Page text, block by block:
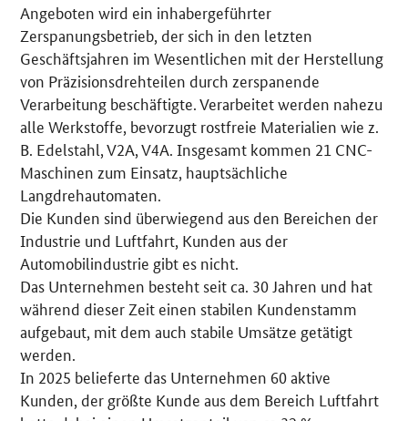
Details
Angeboten wird ein inhabergeführter
Zerspanungsbetrieb, der sich in den letzten
Geschäftsjahren im Wesentlichen mit der Herstellung
von Präzisionsdrehteilen durch zerspanende
Verarbeitung beschäftigte. Verarbeitet werden nahezu
alle Werkstoffe, bevorzugt rostfreie Materialien wie z.
B. Edelstahl, V2A, V4A. Insgesamt kommen 21 CNC-
Maschinen zum Einsatz, hauptsächliche
Langdrehautomaten.
Die Kunden sind überwiegend aus den Bereichen der
Industrie und Luftfahrt, Kunden aus der
Automobilindustrie gibt es nicht.
Das Unternehmen besteht seit ca. 30 Jahren und hat
während dieser Zeit einen stabilen Kundenstamm
aufgebaut, mit dem auch stabile Umsätze getätigt
werden.
In 2025 belieferte das Unternehmen 60 aktive
Kunden, der größte Kunde aus dem Bereich Luftfahrt